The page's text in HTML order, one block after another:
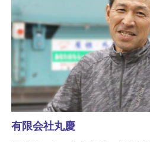
有限会社丸慶